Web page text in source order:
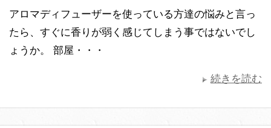
アロマディフューザーを使っている方達の悩みと言っ
たら、すぐに香りが弱く感じてしまう事ではないでし
ょうか。 部屋・・・
続きを読む